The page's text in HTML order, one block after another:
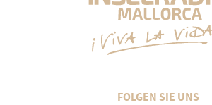
FOLGEN SIE UNS